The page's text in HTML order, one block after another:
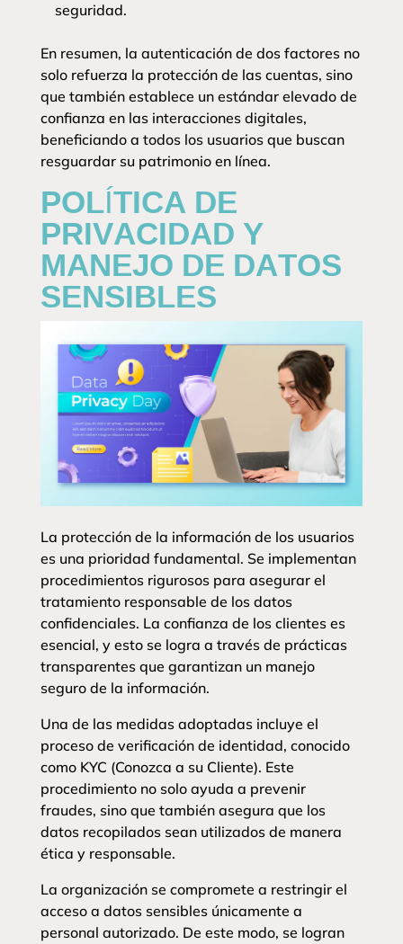
seguridad.
En resumen, la autenticación de dos factores no
solo refuerza la protección de las cuentas, sino
que también establece un estándar elevado de
confianza en las interacciones digitales,
beneficiando a todos los usuarios que buscan
resguardar su patrimonio en línea.
POLÍTICA DE
PRIVACIDAD Y
MANEJO DE DATOS
SENSIBLES
La protección de la información de los usuarios
es una prioridad fundamental. Se implementan
procedimientos rigurosos para asegurar el
tratamiento responsable de los datos
confidenciales. La confianza de los clientes es
esencial, y esto se logra a través de prácticas
transparentes que garantizan un manejo
seguro de la información.
Una de las medidas adoptadas incluye el
proceso de verificación de identidad, conocido
como KYC (Conozca a su Cliente). Este
procedimiento no solo ayuda a prevenir
fraudes, sino que también asegura que los
datos recopilados sean utilizados de manera
ética y responsable.
La organización se compromete a restringir el
acceso a datos sensibles únicamente a
personal autorizado. De este modo, se logran